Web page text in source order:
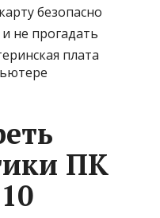
безопасно
не прогадать
плата
ПК